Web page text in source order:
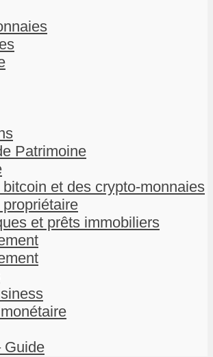
Patrimoine
et des crypto-monnaies
et prêts immobiliers
Guide